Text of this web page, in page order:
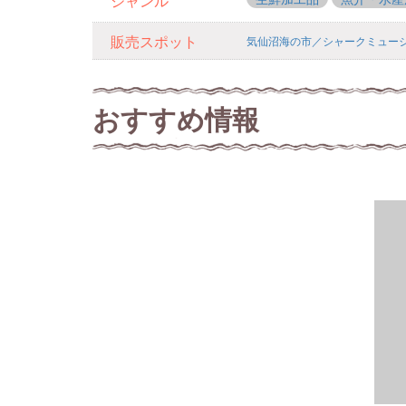
販売スポット 気仙沼海の市／シャークミュー
おすすめ情報